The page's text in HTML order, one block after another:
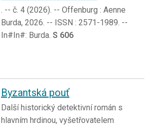
. -- č. 4 (2026). -- Offenburg : Aenne
Burda, 2026. -- ISSN : 2571-1989. --
In#In#: Burda. S 606
Byzantská pouť
Další historický detektivní román s
hlavním hrdinou, vyšetřovatelem